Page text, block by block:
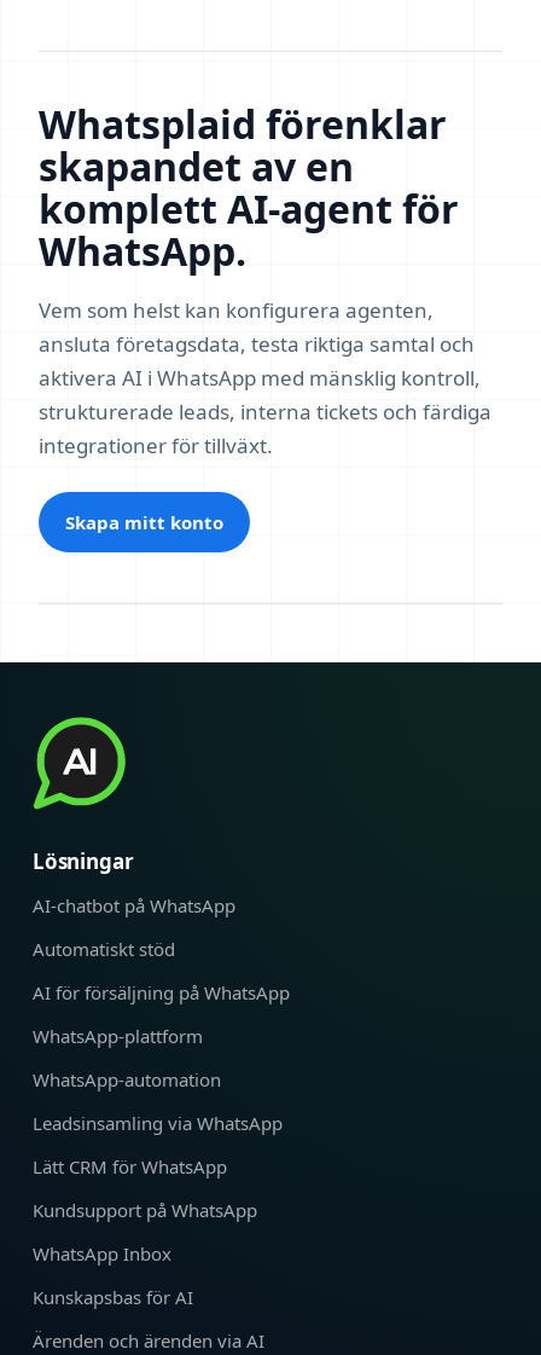
Whatsplaid förenklar
skapandet av en
komplett AI-agent för
WhatsApp.
Vem som helst kan konfigurera agenten,
ansluta företagsdata, testa riktiga samtal och
aktivera AI i WhatsApp med mänsklig kontroll,
strukturerade leads, interna tickets och färdiga
integrationer för tillväxt.
Skapa mitt konto
Lösningar
AI-chatbot på WhatsApp
Automatiskt stöd
AI för försäljning på WhatsApp
WhatsApp-plattform
WhatsApp-automation
Leadsinsamling via WhatsApp
Lätt CRM för WhatsApp
Kundsupport på WhatsApp
WhatsApp Inbox
Kunskapsbas för AI
Ärenden och ärenden via AI